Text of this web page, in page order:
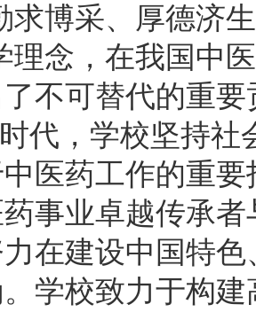
求博采、厚德济
理念，在我国中
不可替代的重要
代，学校坚持社
医药工作的重
事业卓越传承
在建设中国特
学校致力于构